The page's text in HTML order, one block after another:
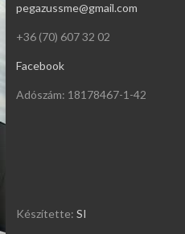
pegazussme@gmail.com
+36 (70) 607 32 02
Facebook
Adószám: 18178467-1-42
Készítette: SI